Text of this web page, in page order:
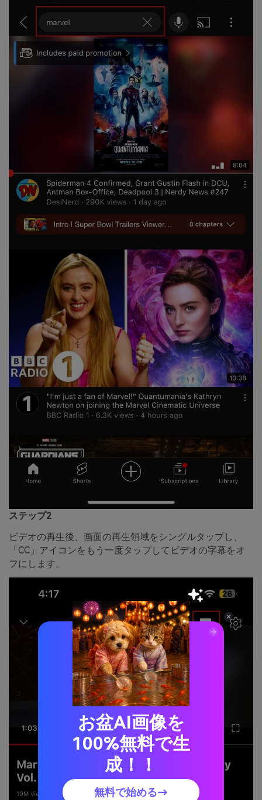
ステップ2
ビデオの再生後、画面の再生領域をシングルタップし、
「CC」アイコンをもう一度タップしてビデオの字幕をオ
フにします。
お盆AI画像を
100%無料で生
成！！
無料で始める→